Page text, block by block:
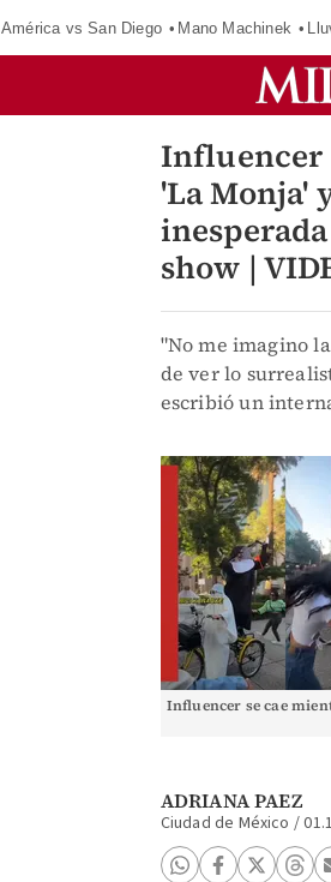
América vs San Diego Mano Machinek
Influencer
'La Monja'
show |
"No me imagino
de ver lo
escribió un
Influencer se cae
ADRIANA PAEZ
Ciudad de México /